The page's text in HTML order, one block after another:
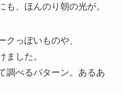
も、ほんのり朝の光が。
クっぽいものや、
ました。
調べるパターン。あるあ